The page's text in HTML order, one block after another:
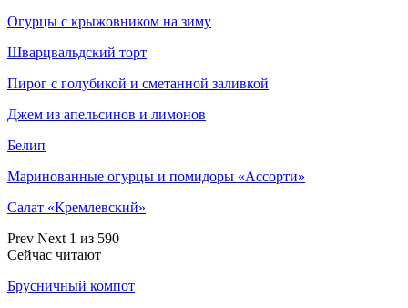
Огурцы с крыжовником на зиму
Шварцвальдский торт
Пирог с голубикой и сметанной заливкой
Джем из апельсинов и лимонов
Белип
Маринованные огурцы и помидоры «Ассорти»
Салат «Кремлевский»
Prev Next 1 из 590
Сейчас читают
Брусничный компот